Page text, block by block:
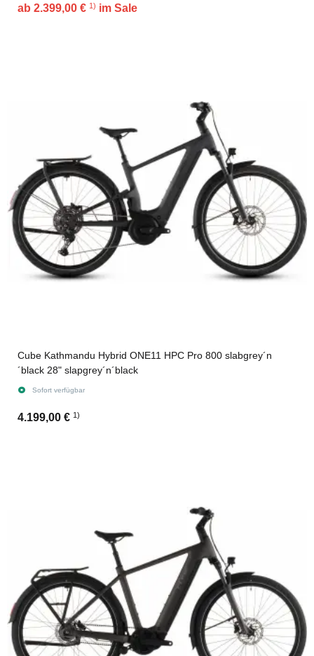
ab 2.399,00 € 1) im Sale
Cube Kathmandu Hybrid ONE11 HPC Pro 800 slabgrey´n
´black 28" slapgrey´n´black
Sofort verfügbar
4.199,00 € 1)